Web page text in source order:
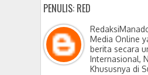
PENULIS: RED
Media Online
berita secara
Internasional,
Khususnya di